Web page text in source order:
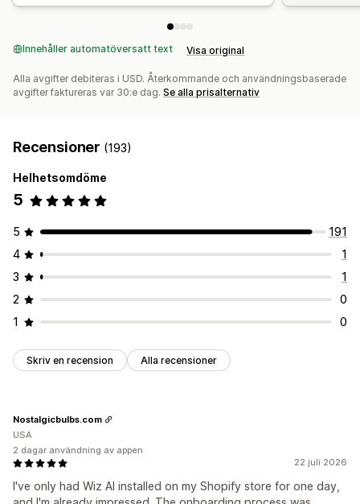
Innehåller automatöversatt text Visa original
Alla avgifter debiteras i USD. Återkommande och användningsbaserade
avgifter faktureras var 30:e dag. Se alla prisalternativ
Recensioner (193)
Helhetsomdöme
5
5
191
4
1
3
1
2
0
1
0
Skriv en recension Alla recensioner
22 juli 2026
I've only had Wiz AI installed on my Shopify store for one day,
Nostalgicbulbs.com
USA
2 dagar användning av appen